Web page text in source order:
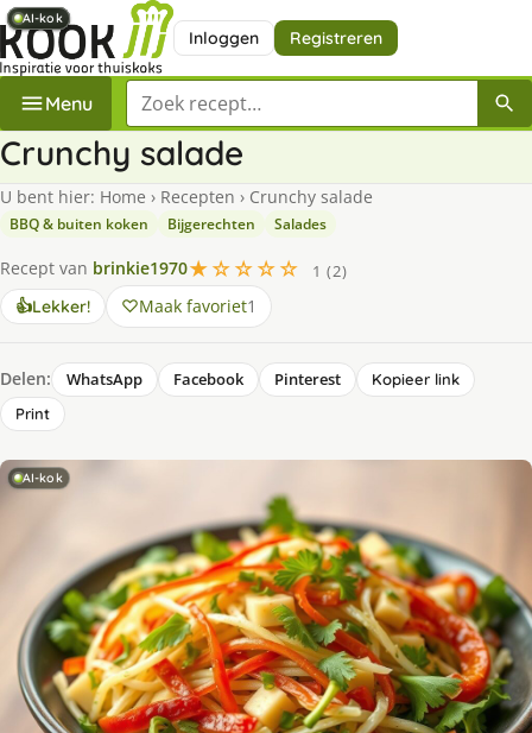
Inloggen Registreren
Menu Zoek een recept
Crunchy salade
U bent hier: Home › Recepten › Crunchy salade
BBQ & buiten koken Bijgerechten Salades
Recept van brinkie1970★☆☆☆☆
1 (2)
👍Lekker! Maak favoriet1
Delen: WhatsApp Facebook Pinterest
Kopieer link
Print
AI-kok
AI-kok
AI-kok
AI-kok
AI-kok
AI-kok